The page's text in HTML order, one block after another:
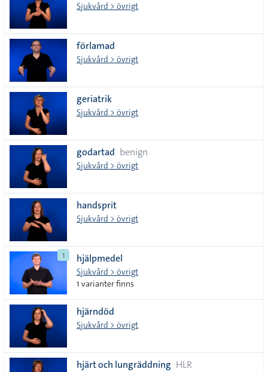
Sjukvård > övrigt
förlamad
Sjukvård > övrigt
geriatrik
Sjukvård > övrigt
godartad benign
Sjukvård > övrigt
handsprit
Sjukvård > övrigt
1 hjälpmedel
Sjukvård > övrigt
1 varianter finns
hjärndöd
Sjukvård > övrigt
hjärt och lungräddning HLR